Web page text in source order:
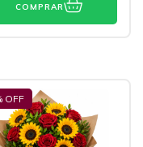
COMPRAR
OFF